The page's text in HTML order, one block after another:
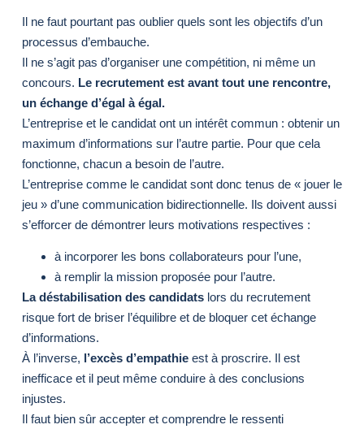
Il ne faut pourtant pas oublier quels sont les objectifs d’un
processus d’embauche.
Il ne s’agit pas d’organiser une compétition, ni même un
concours. Le recrutement est avant tout une rencontre,
un échange d’égal à égal.
L’entreprise et le candidat ont un intérêt commun : obtenir un
maximum d’informations sur l’autre partie. Pour que cela
fonctionne, chacun a besoin de l’autre.
L’entreprise comme le candidat sont donc tenus de « jouer le
jeu » d’une communication bidirectionnelle. Ils doivent aussi
s’efforcer de démontrer leurs motivations respectives :
à incorporer les bons collaborateurs pour l’une,
à remplir la mission proposée pour l’autre.
La déstabilisation des candidatslors du recrutement
risque fort de briser l’équilibre et de bloquer cet échange
d’informations.
À l’inverse, l’excès d’empathieest à proscrire. Il est
inefficace et il peut même conduire à des conclusions
injustes.
Il faut bien sûr accepter et comprendre le ressenti